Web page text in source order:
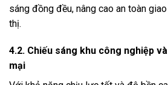
sáng đồng đều, nâng cao an toàn
thị.
4.2. Chiếu sáng khu công nghiệp
mại